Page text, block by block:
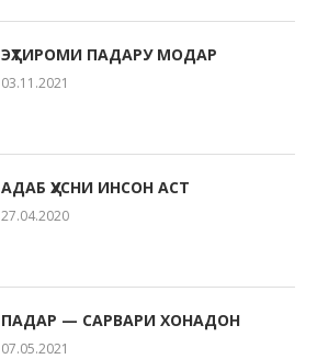
ЭҲТИРОМИ ПАДАРУ МОДАР
03.11.2021
АДАБ ҲУСНИ ИНСОН АСТ
27.04.2020
ПАДАР — САРВАРИ ХОНАДОН
07.05.2021